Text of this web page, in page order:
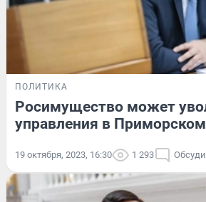
ПОЛИТИКА
Росимущество может
управления в
19 октября, 2023, 16:30 1 293